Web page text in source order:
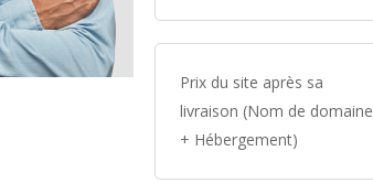
Prix du site après sa
livraison (Nom de domaine
+ Hébergement)